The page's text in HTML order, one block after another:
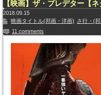
【映画】ザ・プレデター【
2018.09.15
映画タイトル(邦画・洋画) さ行・(
11 comments